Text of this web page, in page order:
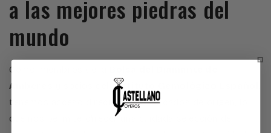
a las mejores piedras del
mundo
Como miembros de la
Amberes
Instituto Gemológico Español
tenemos acceso directo a los mercados de origen, lo
que nos permite ofrecer una cuidada selección de